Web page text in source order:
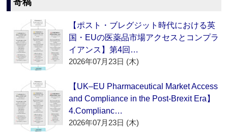
寄稿
【ポスト・ブレグジット時代における英
国・EUの医薬品市場アクセスとコンプラ
イアンス】第4回…
2026年07月23日 (木)
【UK–EU Pharmaceutical Market Access
and Compliance in the Post-Brexit Era】
4.Complianc…
2026年07月23日 (木)